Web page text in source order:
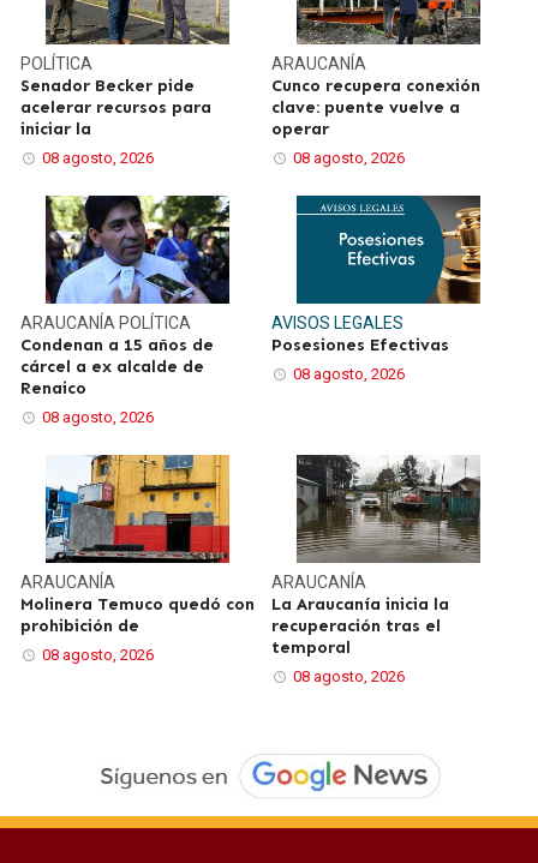
POLÍTICA
Senador Becker pide
acelerar recursos para
iniciar la
08 agosto, 2026
ARAUCANÍA
Cunco recupera conexión
clave: puente vuelve a
operar
08 agosto, 2026
ARAUCANÍAPOLÍTICA
Condenan a 15 años de
cárcel a ex alcalde de
Renaico
08 agosto, 2026
AVISOS LEGALES
Posesiones Efectivas
08 agosto, 2026
ARAUCANÍA
Molinera Temuco quedó con
prohibición de
08 agosto, 2026
ARAUCANÍA
La Araucanía inicia la
recuperación tras el
temporal
08 agosto, 2026